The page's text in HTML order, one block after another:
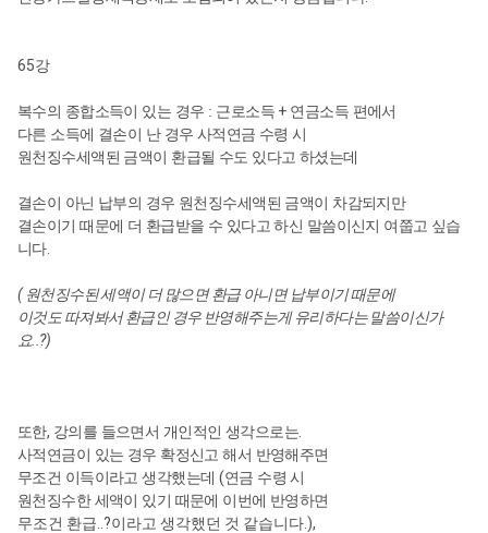
65강
복수의 종합소득이 있는 경우 : 근로소득 + 연금소득 편에서
다른 소득에 결손이 난 경우 사적연금 수령 시
원천징수세액된 금액이 환급될 수도 있다고 하셨는데
결손이 아닌 납부의 경우 원천징수세액된 금액이 차감되지만
결손이기 때문에 더 환급받을 수 있다고 하신 말씀이신지 여쭙고 싶습
니다.
( 원천징수된 세액이 더 많으면 환급 아니면 납부이기 때문에
이것도 따져봐서 환급인 경우 반영해주는게 유리하다는 말씀이신가
요..?)
또한, 강의를 들으면서 개인적인 생각으로는.
사적연금이 있는 경우 확정신고 해서 반영해주면
무조건 이득이라고 생각했는데 (연금 수령 시
원천징수한 세액이 있기 때문에 이번에 반영하면
무조건 환급..?이라고 생각했던 것 같습니다.),